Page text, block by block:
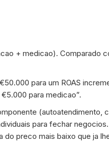
+ medicao). Comparado
para um ROAS
para medicao”.
(autoatendimento,
para fechar
preco mais baixo que ja